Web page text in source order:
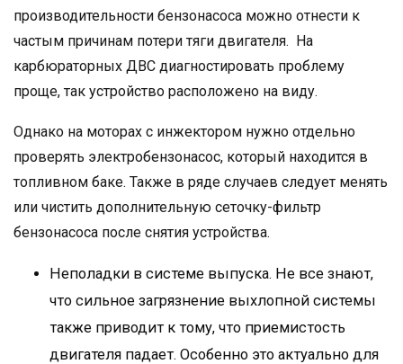
производительности бензонасоса можно отнести к
частым причинам потери тяги двигателя. На
карбюраторных ДВС диагностировать проблему
проще, так устройство расположено на виду.
Однако на моторах с инжектором нужно отдельно
проверять электробензонасос, который находится в
топливном баке. Также в ряде случаев следует менять
или чистить дополнительную сеточку-фильтр
бензонасоса после снятия устройства.
Неполадки в системе выпуска. Не все знают,
что сильное загрязнение выхлопной системы
также приводит к тому, что приемистость
двигателя падает. Особенно это актуально для